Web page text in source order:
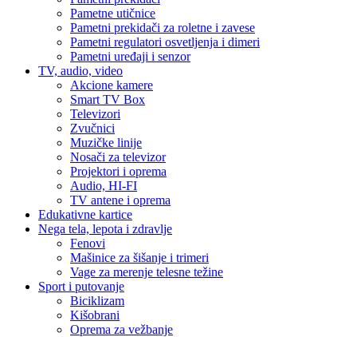
Pametne utičnice
Pametni prekidači za roletne i zavese
Pametni regulatori osvetljenja i dimeri
Pametni uređaji i senzor
TV, audio, video
Akcione kamere
Smart TV Box
Televizori
Zvučnici
Muzičke linije
Nosači za televizor
Projektori i oprema
Audio, HI-FI
TV antene i oprema
Edukativne kartice
Nega tela, lepota i zdravlje
Fenovi
Mašinice za šišanje i trimeri
Vage za merenje telesne težine
Sport i putovanje
Biciklizam
Kišobrani
Oprema za vežbanje